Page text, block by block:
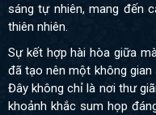
sáng tự nhiên, mang đến
thiên nhiên.
Sự kết hợp hài hòa giữa
đã tạo nên một không gian
Đây không chỉ là nơi thư
khoảnh khắc sum họp